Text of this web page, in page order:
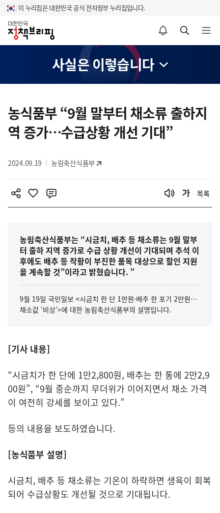
이 누리집은 대한민국 공식 전자정부 누리집입니다.
홈
알림설정 바로가기 검색 바로가기 메뉴 열기
사실은 이렇습니다
텐
츠
영
농식품부 “9월 말부터 채소류 출하지
역 증가…수급상황 개선 기대”
2024.09.19 농림축산식품부
목록
농림축산식품부는 “시금치, 배추 등 채소류는 9월 말부
터 출하 지역 증가로 수급 상황 개선이 기대되며 추석 이
후에도 배추 등 작황이 부진한 품목 대상으로 할인 지원
을 계속할 것”이라고 밝혔습니다. ”
9월 19일 국민일보 <시금치 한 단 1만원·배추 한 포기 2만원…
채소값 ‘비상’>에 대한 농림축산식품부의 설명입니다.
[기사 내용]
“시금치가 한 단에 1만2,800원, 배추는 한 통에 2만2,9
00원”, “9월 중순까지 무더위가 이어지면서 채소 가격
이 여전히 강세를 보이고 있다.”
등의 내용을 보도하였습니다.
[농식품부 설명]
시금치, 배추 등 채소류는 기온이 하락하면 생육이 회복
되어 수급상황도 개선될 것으로 기대됩니다.